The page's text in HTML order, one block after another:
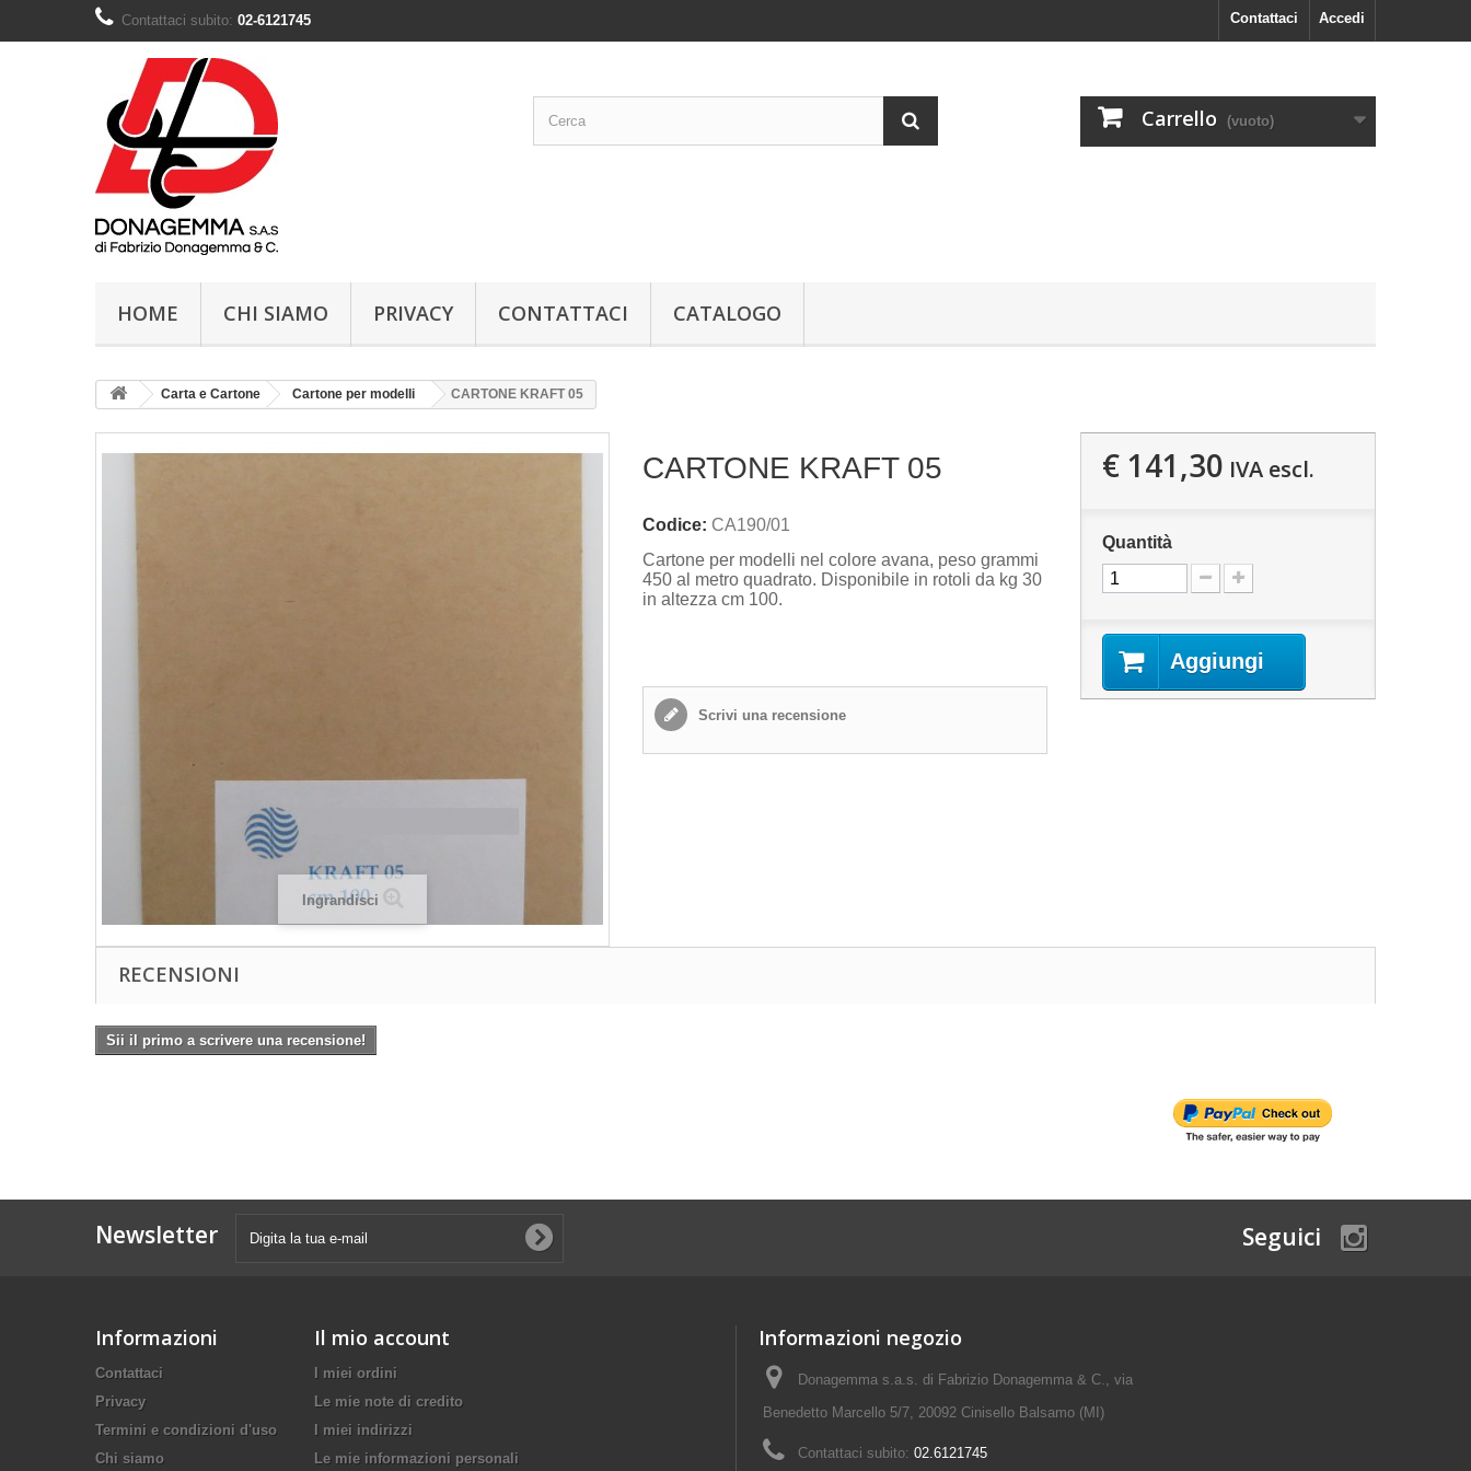
Accedi
Contattaci
Contattaci subito: 02-6121745
Carrello (vuoto)
HOME CHI SIAMO PRIVACY CONTATTACI CATALOGO
Carta e Cartone Cartone per modelli CARTONE KRAFT 05
Ingrandisci
CARTONE KRAFT 05
Codice: CA190/01
Cartone per modelli nel colore avana, peso grammi
450 al metro quadrato. Disponibile in rotoli da kg 30
in altezza cm 100.
Scrivi una recensione
€ 141,30 IVA escl.
Quantità
Aggiungi
RECENSIONI
Sii il primo a scrivere una recensione!
Newsletter Seguici
Informazioni
Contattaci
Privacy
Termini e condizioni d'uso
Chi siamo
Il mio account
I miei ordini
Le mie note di credito
I miei indirizzi
Le mie informazioni personali
Informazioni negozio
Donagemma s.a.s. di Fabrizio Donagemma & C., via
Benedetto Marcello 5/7, 20092 Cinisello Balsamo (MI)
Contattaci subito: 02.6121745